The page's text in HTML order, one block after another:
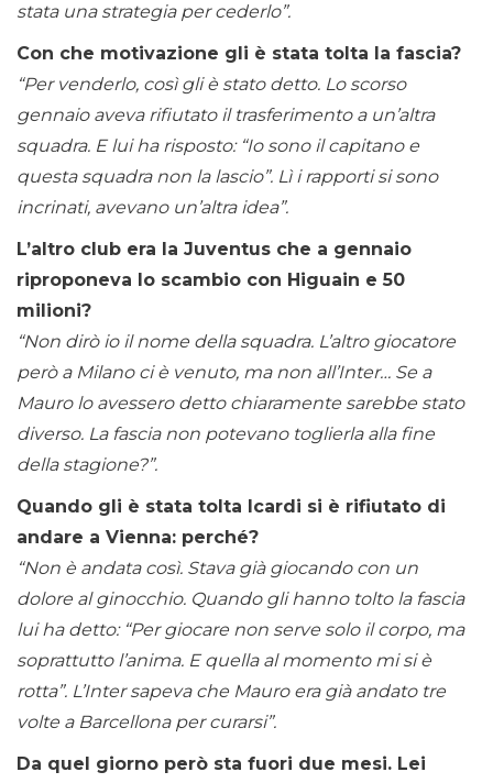
stata una strategia per cederlo”.
Con che motivazione gli è stata tolta la fascia?
“Per venderlo, così gli è stato detto. Lo scorso
gennaio aveva rifiutato il trasferimento a un’altra
squadra. E lui ha risposto: “Io sono il capitano e
questa squadra non la lascio”. Lì i rapporti si sono
incrinati, avevano un’altra idea”.
L’altro club era la Juventus che a gennaio
riproponeva lo scambio con Higuain e 50
milioni?
“Non dirò io il nome della squadra. L’altro giocatore
però a Milano ci è venuto, ma non all’Inter… Se a
Mauro lo avessero detto chiaramente sarebbe stato
diverso. La fascia non potevano toglierla alla fine
della stagione?”.
Quando gli è stata tolta Icardi si è rifiutato di
andare a Vienna: perché?
“Non è andata così. Stava già giocando con un
dolore al ginocchio. Quando gli hanno tolto la fascia
lui ha detto: “Per giocare non serve solo il corpo, ma
soprattutto l’anima. E quella al momento mi si è
rotta”. L’Inter sapeva che Mauro era già andato tre
volte a Barcellona per curarsi”.
Da quel giorno però sta fuori due mesi. Lei